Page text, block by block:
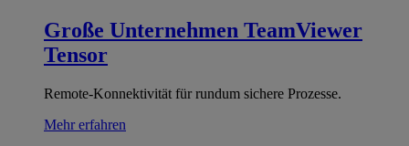
Große Unternehmen TeamViewer
Tensor
Remote-Konnektivität für rundum sichere Prozesse.
Mehr erfahren